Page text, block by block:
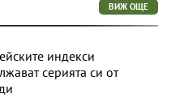
ВИЖ ОЩЕ
индекси
серията си от